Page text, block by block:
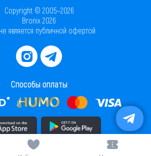
Copyright © 2005–2026
Bronix 2026
является публичной офертой
Способы оплаты
Скачать приложение в AppStore Скачать приложение в PlayMarket
Карта сайта